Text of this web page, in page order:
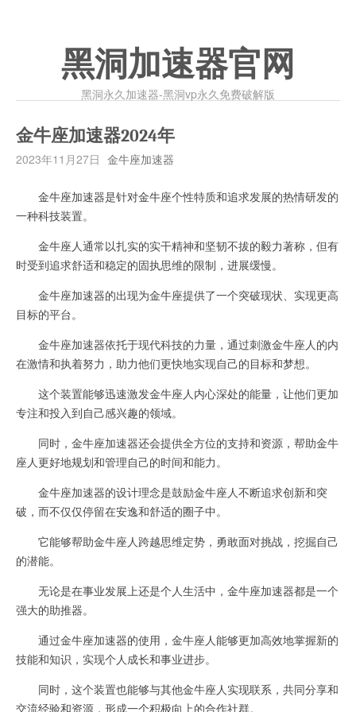
黑洞加速器官网
黑洞永久加速器-黑洞vp永久免费破解版
金牛座加速器2024年
2023年11月27日 金牛座加速器
金牛座加速器是针对金牛座个性特质和追求发展的热情研发的
一种科技装置。
金牛座人通常以扎实的实干精神和坚韧不拔的毅力著称，但有
时受到追求舒适和稳定的固执思维的限制，进展缓慢。
金牛座加速器的出现为金牛座提供了一个突破现状、实现更高
目标的平台。
金牛座加速器依托于现代科技的力量，通过刺激金牛座人的内
在激情和执着努力，助力他们更快地实现自己的目标和梦想。
这个装置能够迅速激发金牛座人内心深处的能量，让他们更加
专注和投入到自己感兴趣的领域。
同时，金牛座加速器还会提供全方位的支持和资源，帮助金牛
座人更好地规划和管理自己的时间和能力。
金牛座加速器的设计理念是鼓励金牛座人不断追求创新和突
破，而不仅仅停留在安逸和舒适的圈子中。
它能够帮助金牛座人跨越思维定势，勇敢面对挑战，挖掘自己
的潜能。
无论是在事业发展上还是个人生活中，金牛座加速器都是一个
强大的助推器。
通过金牛座加速器的使用，金牛座人能够更加高效地掌握新的
技能和知识，实现个人成长和事业进步。
同时，这个装置也能够与其他金牛座人实现联系，共同分享和
交流经验和资源，形成一个积极向上的合作社群。